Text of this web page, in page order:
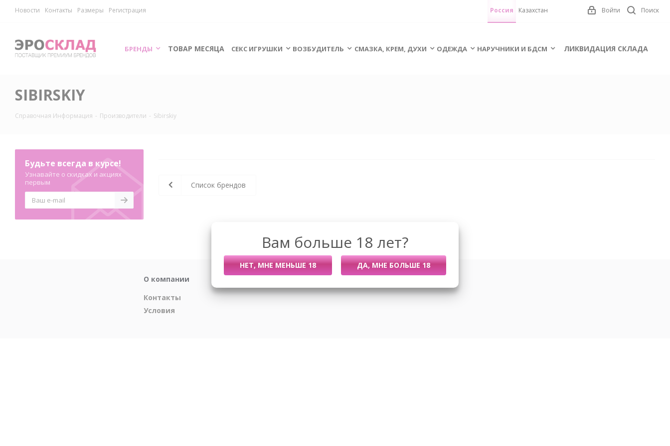
Новости Контакты Размеры Регистрация Поиск
Войти
Россия Казахстан
БРЕНДЫ ТОВАР МЕСЯЦА СЕКС ИГРУШКИ ВОЗБУДИТЕЛЬ СМАЗКА, КРЕМ, ДУХИ ОДЕЖДА НАРУЧНИКИ И БДСМ ЛИКВИДАЦИЯ СКЛАДА
SIBIRSKIY
Справочная Информация - Производители - Sibirskiy
Список брендов
Будьте всегда в курсе!
Узнавайте о скидках и акциях
первым
О компании
Контакты
Условия
Вам больше 18 лет?